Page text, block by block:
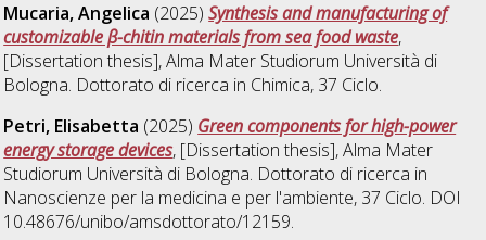
Mucaria, Angelica (2025)Synthesis and manufacturing of
customizable β-chitin materials from sea food waste,
[Dissertation thesis], Alma Mater Studiorum Università di
Bologna. Dottorato di ricerca in Chimica, 37 Ciclo.
Petri, Elisabetta (2025) Green components for high-power
energy storage devices, [Dissertation thesis], Alma Mater
Studiorum Università di Bologna. Dottorato di ricerca in
Nanoscienze per la medicina e per l'ambiente, 37 Ciclo. DOI
10.48676/unibo/amsdottorato/12159.